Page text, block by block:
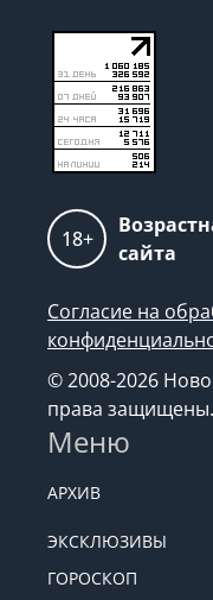
18+
сайта
Согласие на
© 2008-2026
права защищены.
Меню
АРХИВ
ЭКСКЛЮЗИВЫ
ГОРОСКОП